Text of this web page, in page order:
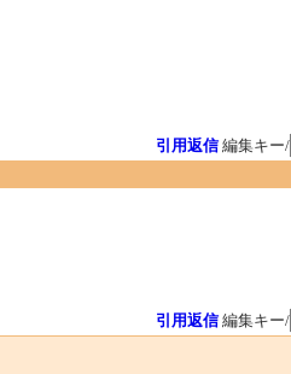
引用返信 編集キー/
引用返信 編集キー/